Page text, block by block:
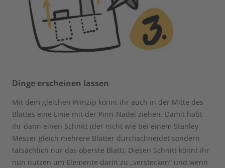
Dinge erscheinen lassen
Mit dem gleichen Prinzip könnt ihr auch in der Mitte des
Blattes eine Linie mit der Pinn-Nadel ziehen. Damit habt
ihr dann einen Schnitt (der nicht wie bei einem Stanley
Messer gleich mehrere Blätter durchschneidet sondern
tatsächlich nur das oberste Blatt). Diesen Schnitt könnt ihr
nun nutzen um Elemente darin zu „verstecken“ und wenn